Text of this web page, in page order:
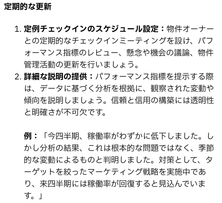
定期的な更新
定例チェックインのスケジュール設定： 物件オーナー
との定期的なチェックインミーティングを設け、パフ
ォーマンス指標のレビュー、懸念や機会の議論、物件
管理活動の更新を行いましょう。
詳細な説明の提供： パフォーマンス指標を提示する際
は、データに基づく分析を根拠に、観察された変動や
傾向を説明しましょう。信頼と信用の構築には透明性
と明確さが不可欠です。
例：
「今四半期、稼働率がわずかに低下しました。し
かし分析の結果、これは根本的な問題ではなく、季節
的な変動によるものと判明しました。対策として、タ
ーゲットを絞ったマーケティング戦略を実施中であ
り、来四半期には稼働率が回復すると見込んでいま
す。」